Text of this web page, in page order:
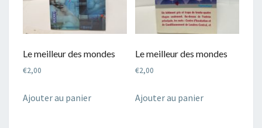
ancien
Le meilleur des mondes
€2,00
Ajouter au panier
Le meilleur des mondes
€2,00
Ajouter au panier